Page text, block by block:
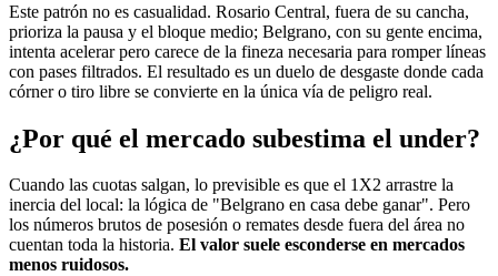
Este patrón no es casualidad. Rosario Central, fuera de su cancha,
prioriza la pausa y el bloque medio; Belgrano, con su gente encima,
intenta acelerar pero carece de la fineza necesaria para romper líneas
con pases filtrados. El resultado es un duelo de desgaste donde cada
córner o tiro libre se convierte en la única vía de peligro real.
¿Por qué el mercado subestima el under?
Cuando las cuotas salgan, lo previsible es que el 1X2 arrastre la
inercia del local: la lógica de "Belgrano en casa debe ganar". Pero
los números brutos de posesión o remates desde fuera del área no
cuentan toda la historia. El valor suele esconderse en mercados
menos ruidosos.